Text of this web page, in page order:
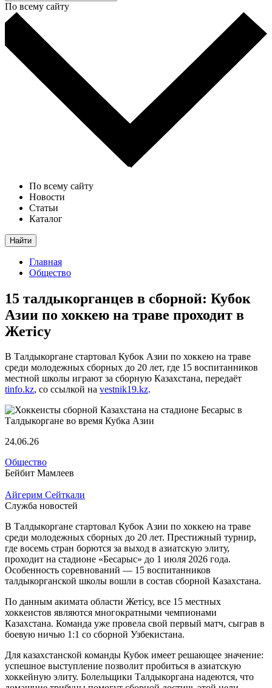
По всему сайту
По всему сайту
Новости
Статьи
Каталог
Найти
Главная
Общество
15 талдыкорганцев в сборной: Кубок
Азии по хоккею на траве проходит в
Жетісу
В Талдыкоргане стартовал Кубок Азии по хоккею на траве
среди молодежных сборных до 20 лет, где 15 воспитанников
местной школы играют за сборную Казахстана, передаёт
tinfo.kz, со ссылкой на vestnik19.kz.
24.06.26
Общество
Бейбит Мамлеев
Айгерим Сейткали
Служба новостей
В Талдыкоргане стартовал Кубок Азии по хоккею на траве
среди молодежных сборных до 20 лет. Престижный турнир,
где восемь стран борются за выход в азиатскую элиту,
проходит на стадионе «Бесарыс» до 1 июля 2026 года.
Особенность соревнований — 15 воспитанников
талдыкорганской школы вошли в состав сборной Казахстана.
По данным акимата области Жетісу, все 15 местных
хоккеистов являются многократными чемпионами
Казахстана. Команда уже провела свой первый матч, сыграв в
боевую ничью 1:1 со сборной Узбекистана.
Для казахстанской команды Кубок имеет решающее значение:
успешное выступление позволит пробиться в азиатскую
хоккейную элиту. Болельщики Талдыкоргана надеются, что